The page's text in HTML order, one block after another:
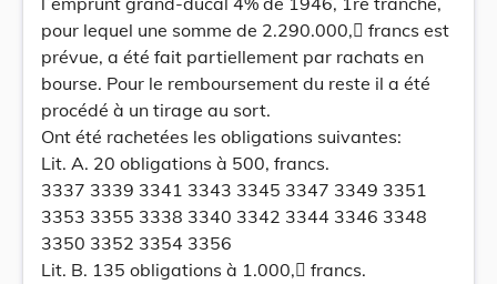
pour lequel une somme de 2.290.000, francs est
prévue, a été fait partiellement par rachats en
bourse. Pour le remboursement du reste il a été
procédé à un tirage au sort.
Ont été rachetées les obligations suivantes:
Lit. A. 20 obligations à 500, francs.
3337 3339 3341 3343 3345 3347 3349 3351
3353 3355 3338 3340 3342 3344 3346 3348
3350 3352 3354 3356
Lit. B. 135 obligations à 1.000, francs.